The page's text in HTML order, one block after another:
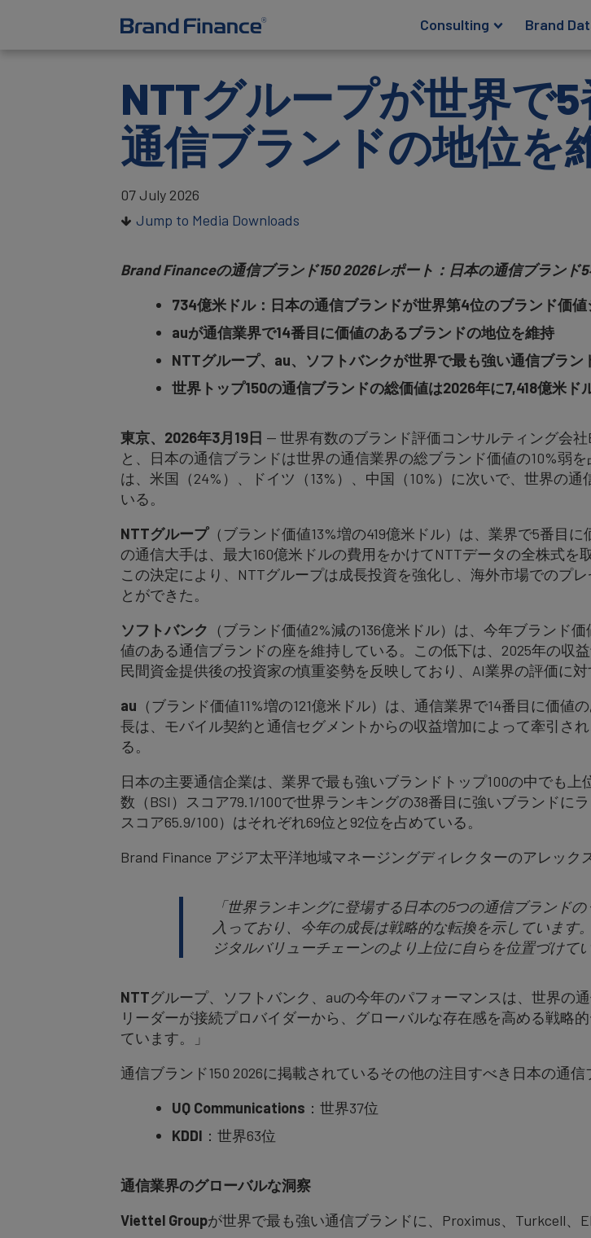
Consulting Brand
NTTグループが世界で
通信ブランドの地位を
07 July 2026
Jump to Media Downloads
Brand Financeの通信ブランド150 2026レポート：日本の通信ブラン
734億米ドル：日本の通信ブランドが世界第4位のブランド価
auが通信業界で14番目に価値のあるブランドの地位を維持
NTTグループ、au、ソフトバンクが世界で最も強い通信ブラン
世界トップ150の通信ブランドの総価値は2026年に7,418億米ド
東京、 2026年3月19日 — 世界有数のブランド評価コンサルティング会社
と、日本の通信ブランドは世界の通信業界の総ブランド価値の10%弱
は、米国（24%）、ドイツ（13%）、中国（10%）に次いで、世界の
いる。
NTTグループ（ブランド価値13%増の419億米ドル）は、業界で5番目
の通信大手は、最大160億米ドルの費用をかけてNTTデータの全株式を
この決定により、NTTグループは成長投資を強化し、海外市場でのプ
とができた。
ソフトバンク （ブランド価値2%減の136億米ドル）は、今年ブランド
値のある通信ブランドの座を維持している。この低下は、2025年の収
民間資金提供後の投資家の慎重姿勢を反映しており、AI業界の評価に対
au （ブランド価値11%増の121億米ドル）は、通信業界で14番目に価
長は、モバイル契約と通信セグメントからの収益増加によって牽引さ
る。
日本の主要通信企業は、業界で最も強いブランドトップ100の中でも
数（BSI）スコア79.1/100で世界ランキングの38番目に強いブランドに
スコア65.9/100）はそれぞれ69位と92位を占めている。
Brand Finance アジア太平洋地域マネージングディレクターのアレック
「世界ランキングに登場する日本の5つの通信ブランド
入っており、今年の成長は戦略的な転換を示しています
ジタルバリューチェーンのより上位に自らを位置づけてい
NTTグループ、ソフトバンク、auの今年のパフォーマンスは、世界の
リーダーが接続プロバイダーから、グローバルな存在感を高める戦略
ています。」
通信ブランド150 2026に掲載されているその他の注目すべき日本の通信
UQ Communications ：世界37位
KDDI ：世界63位
通信業界のグローバルな洞察
Viettel Groupが世界で最も強い通信ブランドに、Proximus、Turkcell、